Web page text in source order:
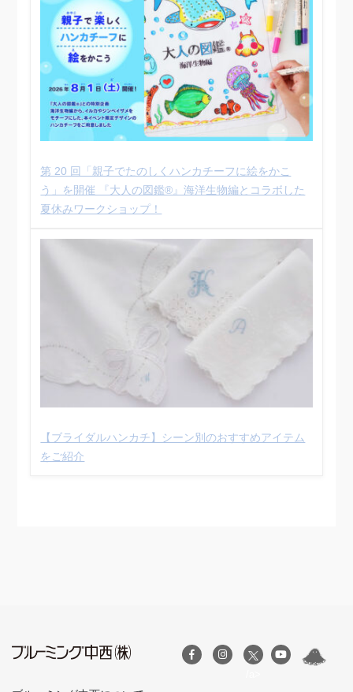
第 20 回「親子でたのしくハンカチーフに絵をかこ
う」を開催 『大人の図鑑®︎』海洋生物編とコラボした
夏休みワークショップ！
【ブライダルハンカチ】シーン別のおすすめアイテム
をご紹介